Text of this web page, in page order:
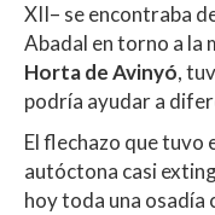
XII– se encontraba
Abadal en torno a la
Horta de Avinyó,
podría ayudar a
El flechazo que tuvo
autóctona casi
hoy toda una osadía